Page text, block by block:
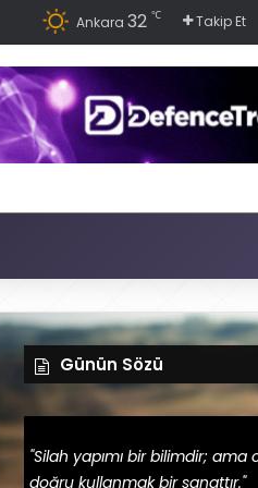
Ankara 32 ℃ Takip Et
Günün Sözü
"Silah yapımı bir bilimdir; ama
doğru kullanmak bir sanattır."